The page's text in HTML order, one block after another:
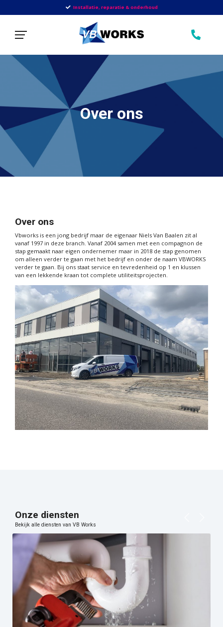
Installatie, reparatie & onderhoud
Over ons
Over ons
Vbworks is een jong bedrijf maar de eigenaar Niels Van Baalen zit al
vanaf 1997 in deze branch. Vanaf 2004 samen met een compagnon de
stap gemaakt naar eigen ondernemer maar in 2018 de stap genomen
om alleen verder te gaan met het bedrijf en onder de naam VBWORKS
verder te gaan. Bij ons staat service en tevredenheid op 1 en klussen
van een lekkende kraan tot complete utiliteitsprojecten.
Onze diensten
Bekijk alle diensten van VB Works